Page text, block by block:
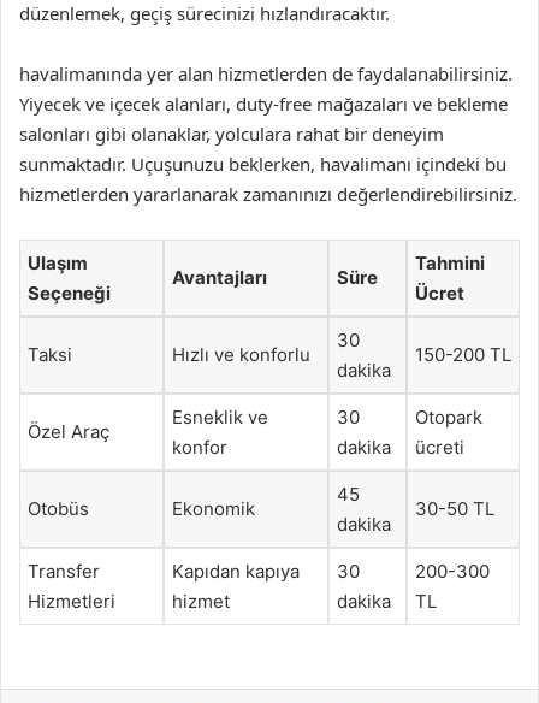
düzenlemek, geçiş sürecinizi hızlandıracaktır.
havalimanında yer alan hizmetlerden de faydalanabilirsiniz.
Yiyecek ve içecek alanları, duty-free mağazaları ve bekleme
salonları gibi olanaklar, yolculara rahat bir deneyim
sunmaktadır. Uçuşunuzu beklerken, havalimanı içindeki bu
hizmetlerden yararlanarak zamanınızı değerlendirebilirsiniz.
Ulaşım
Seçeneği
Avantajları Süre
Tahmini
Ücret
Taksi Hızlı ve konforlu
30
dakika
150-200 TL
Özel Araç
Esneklik ve
konfor
30
dakika
Otopark
ücreti
Otobüs Ekonomik
45
dakika
30-50 TL
Transfer
Hizmetleri
Kapıdan kapıya
hizmet
30
dakika
200-300
TL